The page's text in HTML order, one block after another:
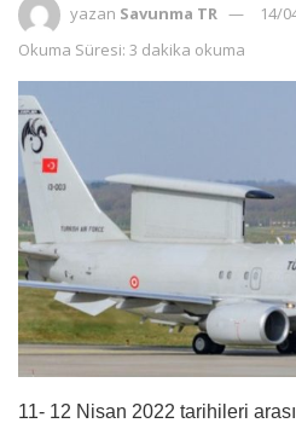
yazan Savunma TR
14/
Okuma Süresi: 3 dakika okuma
11- 12 Nisan 2022 tarihileri